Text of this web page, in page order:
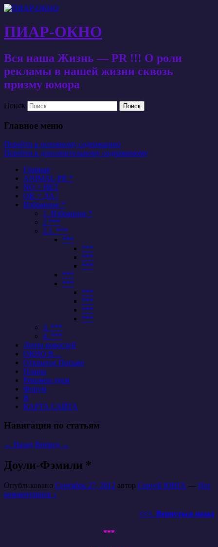
ПИАР-ОКНО
Вся наша Жизнь — PR !!! О роли
рекламы в нашей жизни сквозь
призму юмора
Поиск
Главное меню
Перейти к основному содержанию
Перейти к дополнительному содержимому
Главная
ANIMAL-PR *
NO = НЕТ
OK = ДА /
Избранное *
1. Избранное *
2 ***
2.1. ***
***
***
***
***
***
***
***
***
***
***
3. ***
4. ***
Лента новостей
ОКНО В…
Открытое Письмо
Планы
Рекомен-дуем
Форум
Я
КАРТА САЙТА
Навигация по статьям
← Назад Вперед →
Доули-Фэмили *
Опубликовано Сентябрь 27, 2012 автор Сергей ЮНГА — Нет
комментариев ↓
<<< Вернуться назад
***